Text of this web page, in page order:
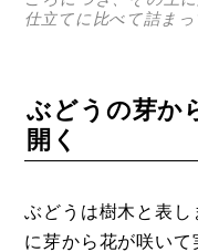
仕立てに比べて詰ま
ぶどうの芽か
開く
ぶどうは樹木と表し
に芽から花が咲いて